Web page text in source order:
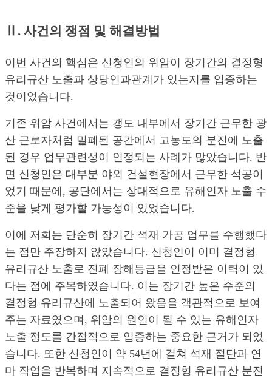
Ⅱ. 사건의 쟁점 및 해결방법
이번 사건의 핵심은 신청인의 위암이 장기간의 결정형
유리규산 노출과 상당인과관계가 있는지를 입증하는
것이었습니다.
기존 위암 사건에서는 갱도 내부에서 장기간 근무한 광
산 근로자처럼 밀폐된 공간에서 고농도의 분진에 노출
된 경우 업무관련성이 인정되는 사례가 많았습니다. 반
면 신청인은 대부분 야외 건설현장에서 근무한 석공이
었기 때문에, 공단에서는 상대적으로 유해인자 노출 수
준을 낮게 평가할 가능성이 있었습니다.
이에 저희는 단순히 장기간 석재 가공 업무를 수행했다
는 점만 주장하지 않았습니다. 신청인이 이미 결정형
유리규산 노출로 진폐 장해등급을 인정받은 이력이 있
다는 점에 주목하였습니다. 이는 장기간 높은 수준의
결정형 유리규산에 노출되어 왔음을 객관적으로 보여
주는 자료였으며, 위암의 원인이 될 수 있는 유해인자
노출 정도를 간접적으로 입증하는 중요한 근거가 되었
습니다. 또한 신청인이 약 54년에 걸쳐 석재 절단과 연
마 작업을 반복하며 지속적으로 결정형 유리규산 분진